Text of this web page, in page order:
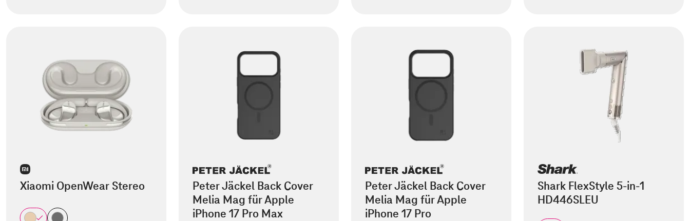
Xiaomi OpenWear Stereo
Peter Jäckel Back Cover
Melia Mag für Apple
iPhone 17 Pro Max
Peter Jäckel Back Cover
Melia Mag für Apple
iPhone 17 Pro
Shark FlexStyle 5-in-1
HD446SLEU